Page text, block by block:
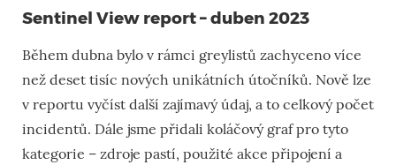
Sentinel View report – duben 2023
Během dubna bylo v rámci greylistů zachyceno více
než deset tisíc nových unikátních útočníků. Nově lze
v reportu vyčíst další zajímavý údaj, a to celkový počet
incidentů. Dále jsme přidali koláčový graf pro tyto
kategorie – zdroje pastí, použité akce připojení a